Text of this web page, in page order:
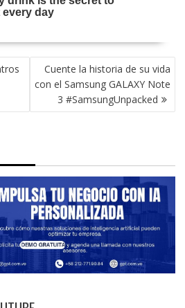
Cuente la historia de su vida
con el Samsung GALAXY Note
3 #SamsungUnpacked